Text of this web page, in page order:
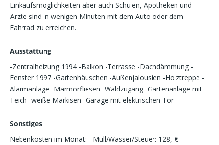
Einkaufsmöglichkeiten aber auch Schulen, Apotheken und
Ärzte sind in wenigen Minuten mit dem Auto oder dem
Fahrrad zu erreichen.
Ausstattung
-Zentralheizung 1994 -Balkon -Terrasse -Dachdämmung -
Fenster 1997 -Gartenhäuschen -Außenjalousien -Holztreppe -
Alarmanlage -Marmorfliesen -Waldzugang -Gartenanlage mit
Teich -weiße Markisen -Garage mit elektrischen Tor
Sonstiges
Nebenkosten im Monat: - Müll/Wasser/Steuer: 128,-€ -